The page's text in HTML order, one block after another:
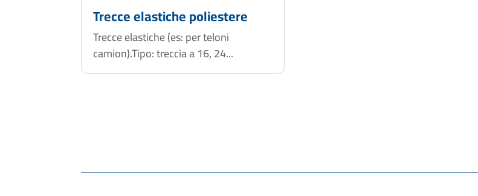
Trecce elastiche poliestere
Trecce elastiche (es: per teloni
camion).Tipo: treccia a 16, 24...